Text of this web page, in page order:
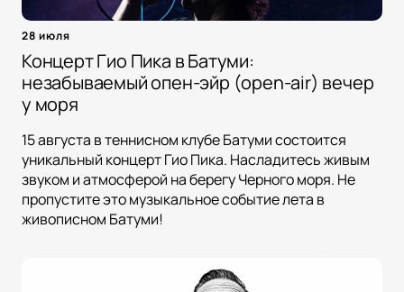
28 июля
Концерт Гио Пика в Батуми:
незабываемый опен-эйр (open-air) вечер
у моря
15 августа в теннисном клубе Батуми состоится
уникальный концерт Гио Пика. Насладитесь живым
звуком и атмосферой на берегу Черного моря. Не
пропустите это музыкальное событие лета в
живописном Батуми!